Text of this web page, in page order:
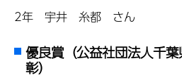
2年 宇井 糸都 さん
優良賞（公益社団法人千
彰）